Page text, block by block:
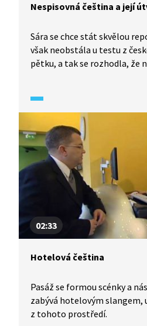
Nespisovná čeština a její
Sára se chce stát skvělou
však neobstála u testu z
pětku, a tak se rozhodla, že
jako je obecná čeština,
mluva a především nářečí,
jen na určité části
jak se vlivem médií rozdíly
02:33
Hotelová čeština
Pasáž se formou scénky a
zabývá hotelovým slangem,
z tohoto prostředí.